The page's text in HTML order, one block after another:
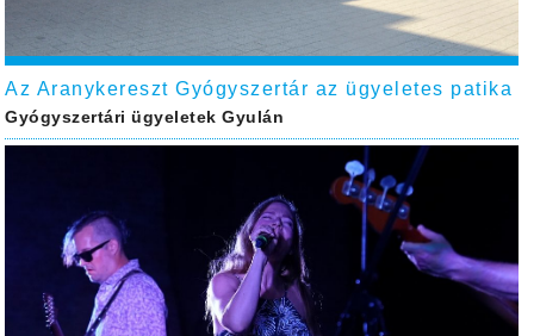
Az Aranykereszt Gyógyszertár az ügyeletes patika
Gyógyszertári ügyeletek Gyulán